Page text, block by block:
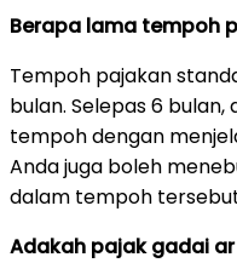
Berapa lama tempoh
Tempoh pajakan
bulan. Selepas 6
tempoh dengan
Anda juga boleh
dalam tempoh
Adakah pajak gadai